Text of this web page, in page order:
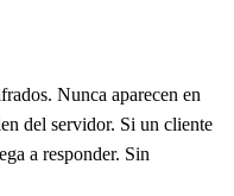
Nunca aparecen en
del servidor. Si un cliente
a responder. Sin